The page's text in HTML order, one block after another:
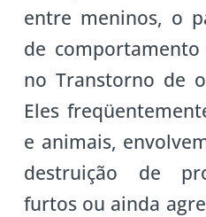
entre meninos, o
de
no Transtorno de
Eles
e animais,
destruição de
furtos ou ainda